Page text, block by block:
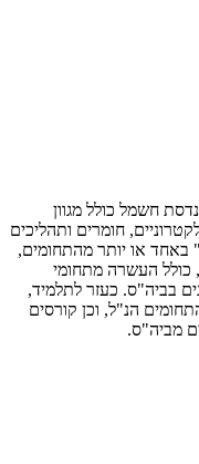
חשמל כולל מגוון
חומרים ותהליכים
באחד או יותר מהתחומים,
כולל העשרה מתחומי
בביה"ס. כעזר לתלמיד,
הנ"ל, וכן קורסים
מביה"ס.